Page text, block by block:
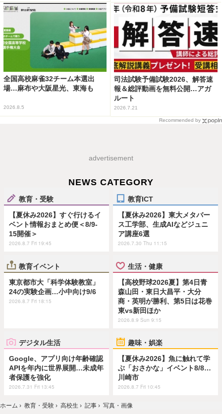
全国高校麻雀32チーム本選出
場…麻布や大阪星光、東海も
2026.8.5
司法試験予備試験2026、解答速
報＆総評動画を無料公開…アガ
ルート
2026.7.21
Recommended by
advertisement
NEWS CATEGORY
教育・受験
【夏休み2026】すぐ行けるイ
ベント情報おまとめ便＜8/9-
15開催＞
2026.8.7 Fri 19:45
教育ICT
【夏休み2026】東大メタバー
ス工学部、生成AIなどジュニ
ア講座6選
2026.7.30 Thu 11:15
教育イベント
東京都市大「科学体験教室」
24の実験企画…小中向け9/6
2026.8.7 Fri 18:15
生活・健康
【高校野球2026夏】第4日青
森山田・東日大昌平・大分
商・英明が勝利、第5日は花巻
東vs新田ほか
2026.8.9 Sun 9:15
デジタル生活
Google、アプリ向け年齢確認
APIを年内に世界展開…未成年
者保護を強化
2026.7.31 Fri 13:45
趣味・娯楽
【夏休み2026】魚に触れて学
ぶ「おさかな」イベント8/8…
川崎市
2026.8.7 Fri 10:45
ホーム › 教育・受験 › 高校生 › 記事 › 写真・画像